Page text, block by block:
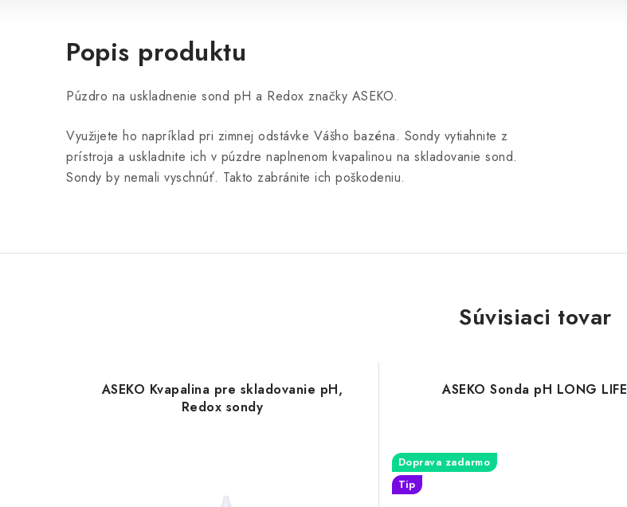
Popis produktu
Púzdro na uskladnenie sond pH a Redox značky ASEKO.
Využijete ho napríklad pri zimnej odstávke Vášho bazéna. Sondy vytiahnite z
prístroja a uskladnite ich v púzdre naplnenom kvapalinou na skladovanie sond.
Sondy by nemali vyschnúť. Takto zabránite ich poškodeniu.
Súvisiaci tovar
ASEKO Kvapalina pre skladovanie pH,
Redox sondy
ASEKO Sonda pH LONG LIFE
Doprava zadarmo
Tip